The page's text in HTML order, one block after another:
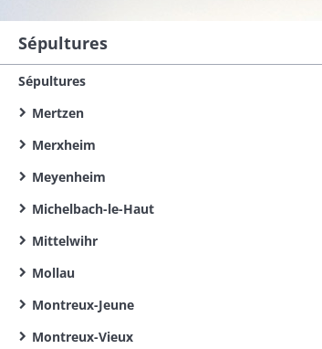
Sépultures
Sépultures
Mertzen
Merxheim
Meyenheim
Michelbach-le-Haut
Mittelwihr
Mollau
Montreux-Jeune
Montreux-Vieux